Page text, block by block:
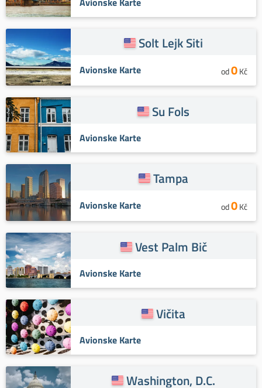
Solt Lejk Siti
Avionske Karte od0Kč
Su Fols
Avionske Karte
Tampa
Avionske Karte od0Kč
Vest Palm Bič
Avionske Karte
Vičita
Avionske Karte
Washington, D.C.